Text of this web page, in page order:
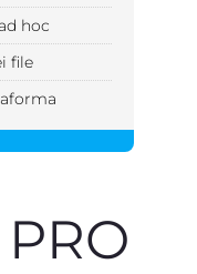
hoc
file